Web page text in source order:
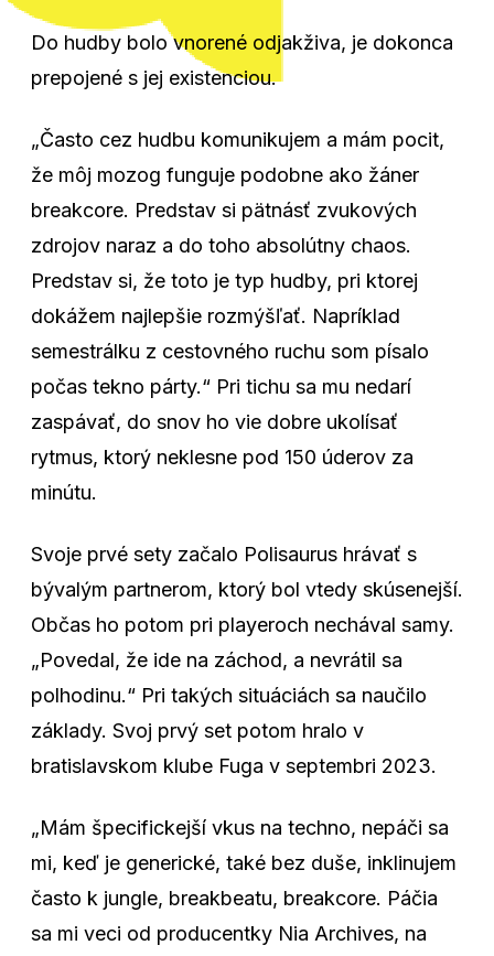
Do hudby bolo vnorené odjakživa, je dokonca
prepojené s jej existenciou.
„Často cez hudbu komunikujem a mám pocit,
že môj mozog funguje podobne ako žáner
breakcore. Predstav si pätnásť zvukových
zdrojov naraz a do toho absolútny chaos.
Predstav si, že toto je typ hudby, pri ktorej
dokážem najlepšie rozmýšľať. Napríklad
semestrálku z cestovného ruchu som písalo
počas tekno párty.“ Pri tichu sa mu nedarí
zaspávať, do snov ho vie dobre ukolísať
rytmus, ktorý neklesne pod 150 úderov za
minútu.
Svoje prvé sety začalo Polisaurus hrávať s
bývalým partnerom, ktorý bol vtedy skúsenejší.
Občas ho potom pri playeroch nechával samy.
„Povedal, že ide na záchod, a nevrátil sa
polhodinu.“ Pri takých situáciách sa naučilo
základy. Svoj prvý set potom hralo v
bratislavskom klube Fuga v septembri 2023.
„Mám špecifickejší vkus na techno, nepáči sa
mi, keď je generické, také bez duše, inklinujem
často k jungle, breakbeatu, breakcore. Páčia
sa mi veci od producentky Nia Archives, na